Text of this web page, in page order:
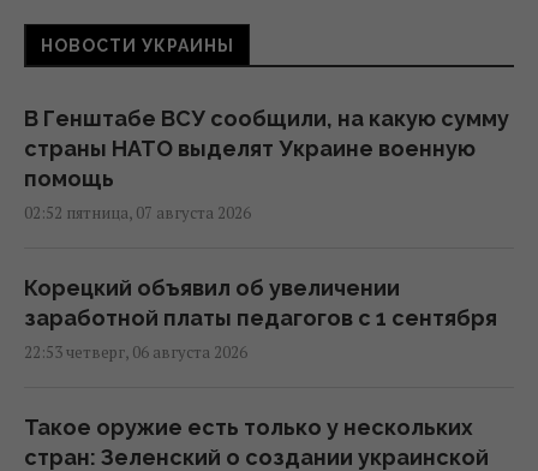
НОВОСТИ УКРАИНЫ
В Генштабе ВСУ сообщили, на какую сумму
страны НАТО выделят Украине военную
помощь
02:52 пятница, 07 августа 2026
Корецкий объявил об увеличении
заработной платы педагогов с 1 сентября
22:53 четверг, 06 августа 2026
Такое оружие есть только у нескольких
стран: Зеленский о создании украинской